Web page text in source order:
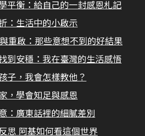
平衡：給自己的一封感恩札記
：生活中的小啟示
重啟：那些意想不到的好結果
到安穩：我在臺灣的生活感悟
子，我會怎樣教他？
，學會知足與感恩
：廣東話裡的細膩差別
思 阿基如何看這個世界